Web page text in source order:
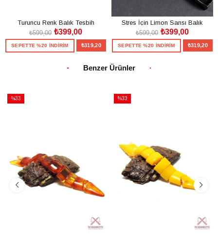
Turuncu Renk Balık Tesbih
₺399,00
₺599,00
SEPETTE %20 İNDİRİM ₺319,20
Stres İçin Limon Sarısı Balık
Tesbih
₺399,00
₺599,00
SEPETTE %20 İNDİRİM ₺319,20
Benzer Ürünler
%33
%33